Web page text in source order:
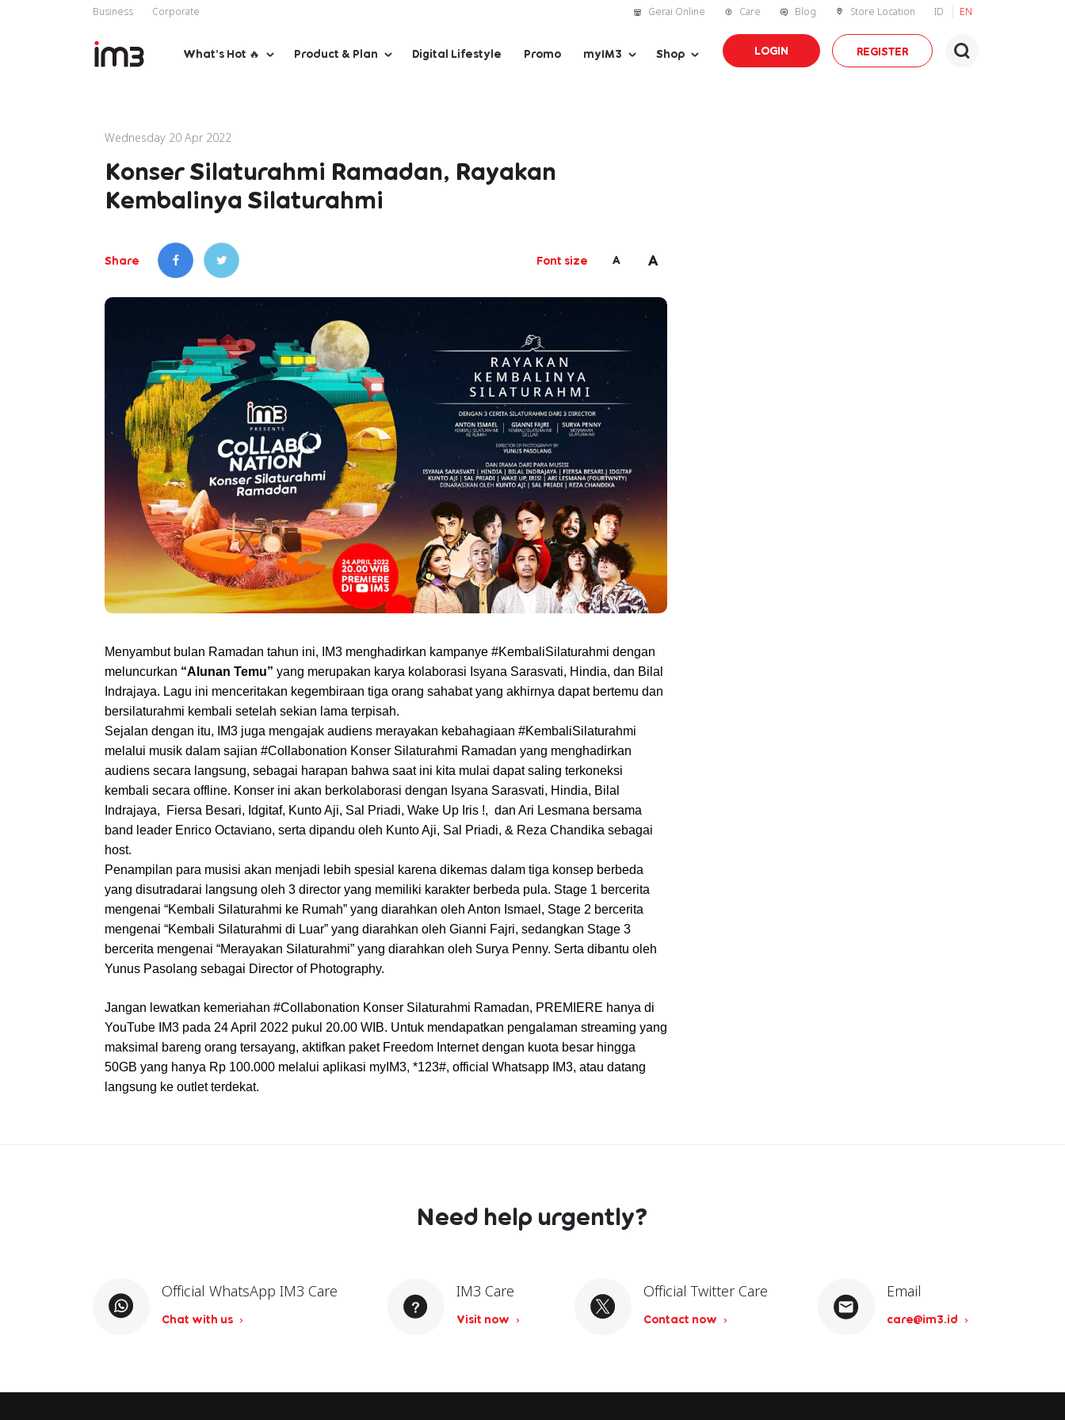
Business Corporate Gerai Online Care Blog Store Location ID EN
What’s Hot 🔥 Product & Plan Digital Lifestyle Promo myIM3 Shop LOGIN REGISTER
Wednesday 20 Apr 2022
Konser Silaturahmi Ramadan, Rayakan
Kembalinya Silaturahmi
Share Font size A A
Menyambut bulan Ramadan tahun ini, IM3 menghadirkan kampanye #KembaliSilaturahmi dengan
meluncurkan “Alunan Temu” yang merupakan karya kolaborasi Isyana Sarasvati, Hindia, dan Bilal
Indrajaya. Lagu ini menceritakan kegembiraan tiga orang sahabat yang akhirnya dapat bertemu dan
bersilaturahmi kembali setelah sekian lama terpisah.
Sejalan dengan itu, IM3 juga mengajak audiens merayakan kebahagiaan #KembaliSilaturahmi
melalui musik dalam sajian #Collabonation Konser Silaturahmi Ramadan yang menghadirkan
audiens secara langsung, sebagai harapan bahwa saat ini kita mulai dapat saling terkoneksi
kembali secara offline. Konser ini akan berkolaborasi dengan Isyana Sarasvati, Hindia, Bilal
Indrajaya,  Fiersa Besari, Idgitaf, Kunto Aji, Sal Priadi, Wake Up Iris !,  dan Ari Lesmana bersama
band leader Enrico Octaviano, serta dipandu oleh Kunto Aji, Sal Priadi, & Reza Chandika sebagai
host.
Penampilan para musisi akan menjadi lebih spesial karena dikemas dalam tiga konsep berbeda
yang disutradarai langsung oleh 3 director yang memiliki karakter berbeda pula. Stage 1 bercerita
mengenai “Kembali Silaturahmi ke Rumah” yang diarahkan oleh Anton Ismael, Stage 2 bercerita
mengenai “Kembali Silaturahmi di Luar” yang diarahkan oleh Gianni Fajri, sedangkan Stage 3
bercerita mengenai “Merayakan Silaturahmi” yang diarahkan oleh Surya Penny. Serta dibantu oleh
Yunus Pasolang sebagai Director of Photography.
Jangan lewatkan kemeriahan #Collabonation Konser Silaturahmi Ramadan, PREMIERE hanya di
YouTube IM3 pada 24 April 2022 pukul 20.00 WIB. Untuk mendapatkan pengalaman streaming yang
maksimal bareng orang tersayang, aktifkan paket Freedom Internet dengan kuota besar hingga
50GB yang hanya Rp 100.000 melalui aplikasi myIM3, *123#, official Whatsapp IM3, atau datang
langsung ke outlet terdekat.
Need help urgently?
Official WhatsApp IM3 Care
Chat with us
IM3 Care
Visit now
Official Twitter Care
Contact now
Email
care@im3.id